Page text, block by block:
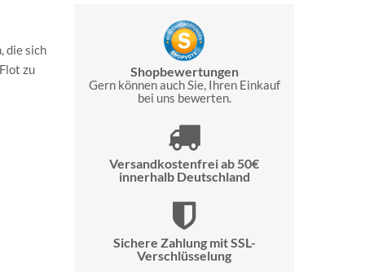
die sich
zu
Shopbewertungen
Gern können auch Sie, Ihren Einkauf
bei uns bewerten.
Versandkostenfrei ab 50€
innerhalb Deutschland
Sichere Zahlung mit SSL-
Verschlüsselung